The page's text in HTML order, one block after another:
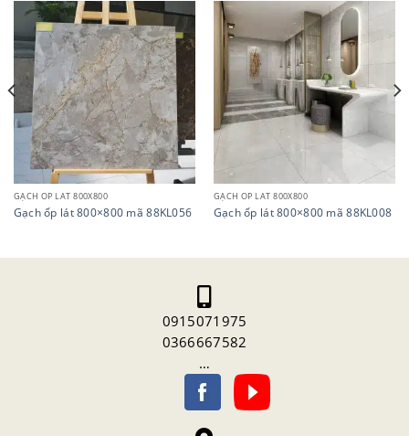
GẠCH ỐP LÁT 800X800
Gạch ốp lát 800×800 mã 88KL056
GẠCH ỐP LÁT 800X800
Gạch ốp lát 800×800 mã 88KL008
0915071975
0366667582
…